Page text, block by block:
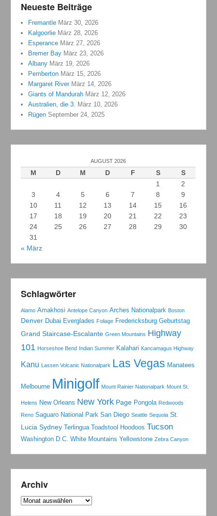
Neueste Beiträge
Fremantle März 30, 2026
Kalgoorlie März 28, 2026
Esperance März 27, 2026
Bremer Bay März 23, 2026
Albany März 19, 2026
Pemberton März 15, 2026
Margaret River März 14, 2026
Giants of Mandurah März 12, 2026
Australien, die 3. März 10, 2026
Rügen September 24, 2025
AUGUST 2026
M D M D F S
S
1
2
3
4 5 6 7 8
9
10
11 12 13 14 15
16
17
18 19 20 21 22
23
24
25 26 27 28 29
30
31
« März
Schlagwörter
Alamo Amakhosi Antelope Canyon Arches Nationalpark Boston
Denver Dubai Everglades Foliage Fredericksburg Geburtstag
Grand Staircase-Escalante Green Mountains Highway
101 Horseshoe Bend Indian Summer Kalahari Kancamagus Highway
Kanu Lassen Volcanic Nationalpark Las Vegas Manatees
Melbourne Minigolf Mount Rainier Nationalpark Mount St.
Helens New Orleans New York Page Pongola Redwoods
Reno Saguaro National Park San Diego Seattle Sequoia St.
Lucia Sydney Terlingua Toadstool Hoodoos Tucson
Washington D.C. White Mountains Yellowstone Zebra Canyon
Archiv
Archiv